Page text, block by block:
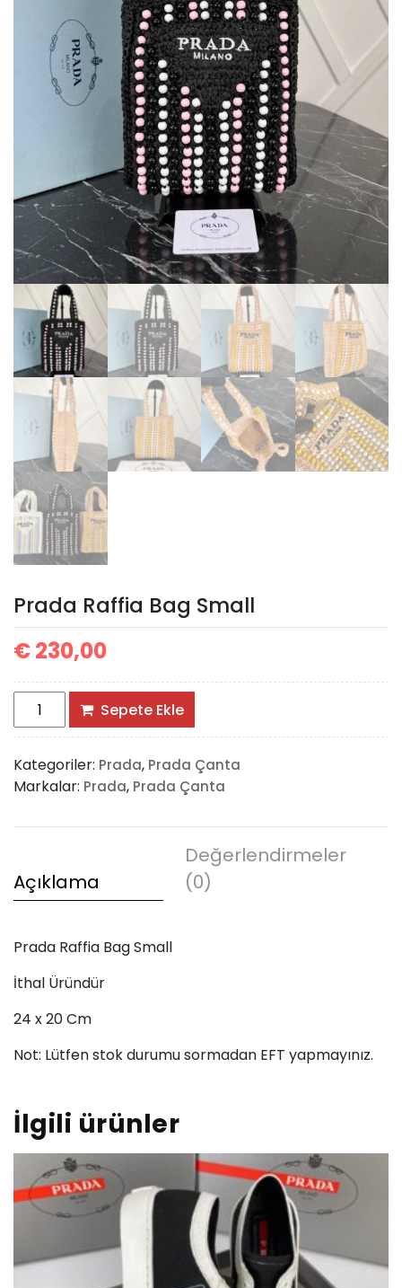
Prada Raffia Bag Small
€230,00
Prada
Raffia
Bag
Small
adet
Sepete Ekle
Kategoriler: Prada, Prada Çanta
Markalar: Prada, Prada Çanta
Açıklama
Değerlendirmeler
(0)
Prada Raffia Bag Small
İthal Üründür
24 x 20 Cm
Not: Lütfen stok durumu sormadan EFT yapmayınız.
İlgili ürünler